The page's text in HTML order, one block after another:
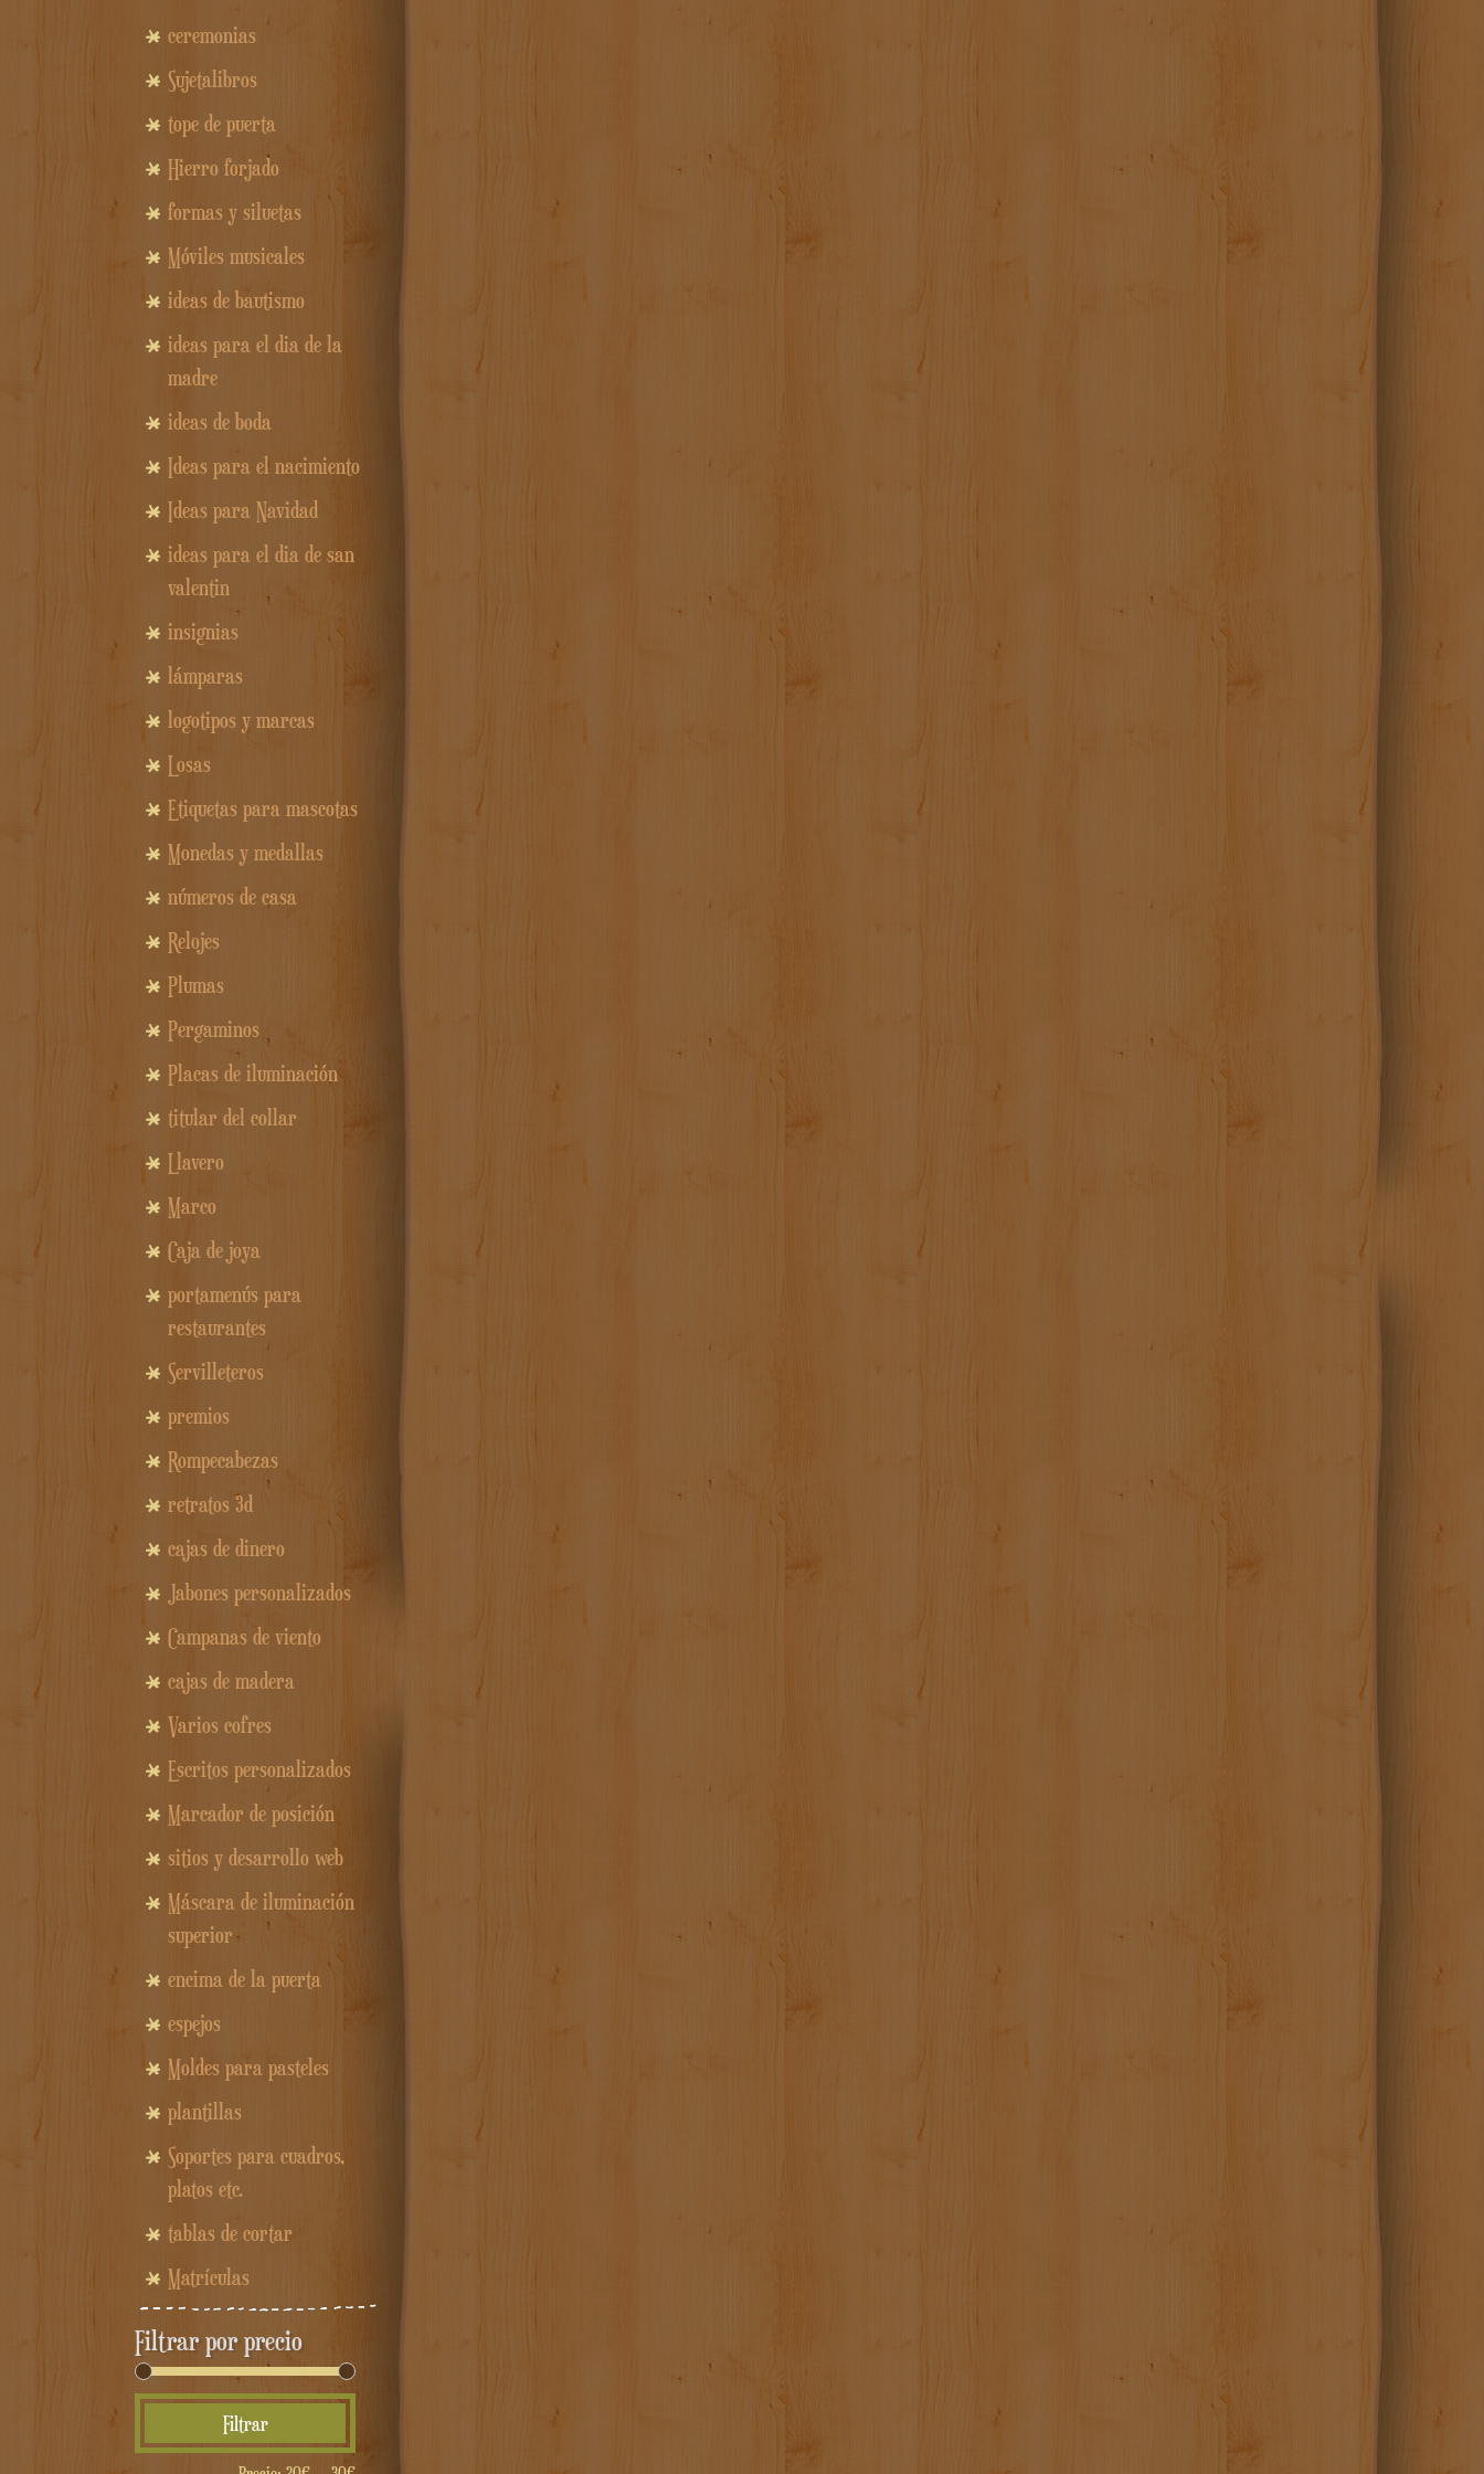
ceremonias
Sujetalibros
tope de puerta
Hierro forjado
formas y siluetas
Móviles musicales
ideas de bautismo
ideas para el dia de la
madre
ideas de boda
Ideas para el nacimiento
Ideas para Navidad
ideas para el dia de san
valentin
insignias
lámparas
logotipos y marcas
Losas
Etiquetas para mascotas
Monedas y medallas
números de casa
Relojes
Plumas
Pergaminos
Placas de iluminación
titular del collar
Llavero
Marco
Caja de joya
portamenús para
restaurantes
Servilleteros
premios
Rompecabezas
retratos 3d
cajas de dinero
Jabones personalizados
Campanas de viento
cajas de madera
Varios cofres
Escritos personalizados
Marcador de posición
sitios y desarrollo web
Máscara de iluminación
superior
encima de la puerta
espejos
Moldes para pasteles
plantillas
Soportes para cuadros,
platos etc.
tablas de cortar
Matrículas
Filtrar por precio
mínimo
máximo
Filtrar